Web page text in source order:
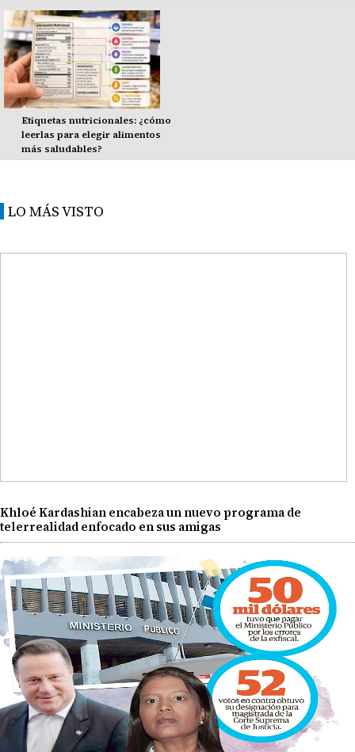
Etiquetas nutricionales: ¿cómo
leerlas para elegir alimentos
más saludables?
LO MÁS VISTO
Khloé Kardashian encabeza un nuevo programa de
telerrealidad enfocado en sus amigas